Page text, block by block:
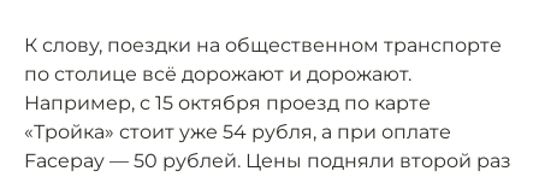
К слову, поездки на общественном транспорте
по столице всё дорожают и дорожают.
Например, с 15 октября проезд по карте
«Тройка» стоит уже 54 рубля, а при оплате
Facepay — 50 рублей. Цены подняли второй раз